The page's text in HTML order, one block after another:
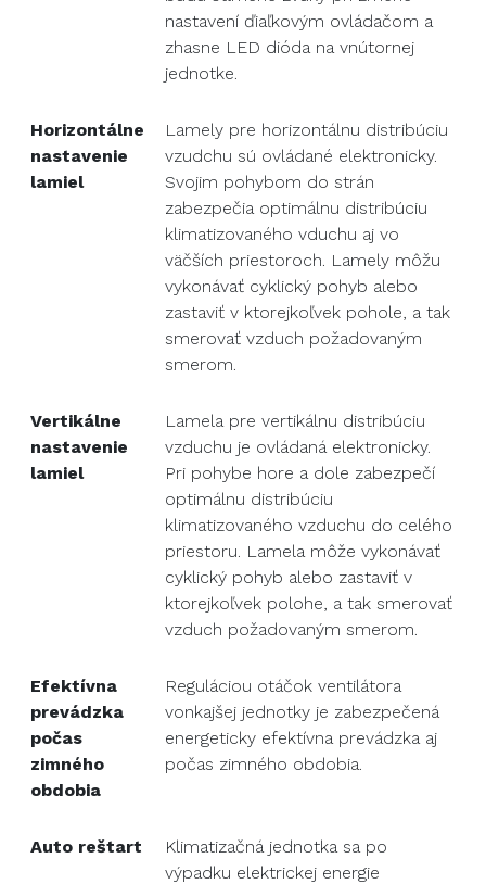
nastavení ďiaľkovým ovládačom a
zhasne LED dióda na vnútornej
jednotke.
Horizontálne
nastavenie
lamiel
Lamely pre horizontálnu distribúciu
vzudchu sú ovládané elektronicky.
Svojim pohybom do strán
zabezpečia optimálnu distribúciu
klimatizovaného vduchu aj vo
väčších priestoroch. Lamely môžu
vykonávať cyklický pohyb alebo
zastaviť v ktorejkoľvek pohole, a tak
smerovať vzduch požadovaným
smerom.
Vertikálne
nastavenie
lamiel
Lamela pre vertikálnu distribúciu
vzduchu je ovládaná elektronicky.
Pri pohybe hore a dole zabezpečí
optimálnu distribúciu
klimatizovaného vzduchu do celého
priestoru. Lamela môže vykonávať
cyklický pohyb alebo zastaviť v
ktorejkoľvek polohe, a tak smerovať
vzduch požadovaným smerom.
Efektívna
prevádzka
počas
zimného
obdobia
Reguláciou otáčok ventilátora
vonkajšej jednotky je zabezpečená
energeticky efektívna prevádzka aj
počas zimného obdobia.
Auto reštart
Klimatizačná jednotka sa po
výpadku elektrickej energie